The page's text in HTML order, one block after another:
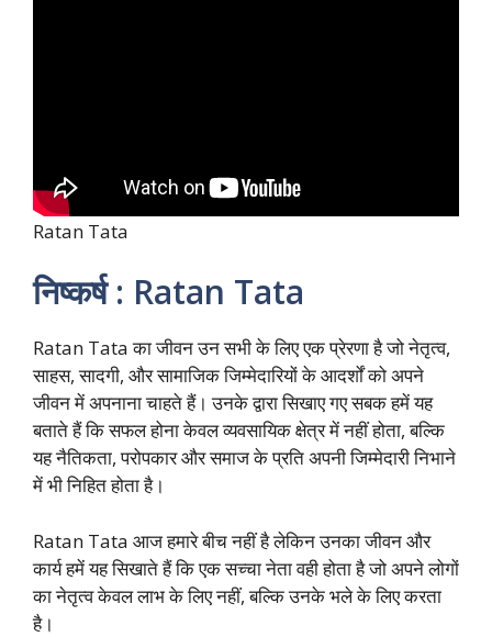
Ratan Tata
निष्कर्ष : Ratan Tata
Ratan Tata का जीवन उन सभी के लिए एक प्रेरणा है जो नेतृत्व,
साहस, सादगी, और सामाजिक जिम्मेदारियों के आदर्शों को अपने
जीवन में अपनाना चाहते हैं। उनके द्वारा सिखाए गए सबक हमें यह
बताते हैं कि सफल होना केवल व्यवसायिक क्षेत्र में नहीं होता, बल्कि
यह नैतिकता, परोपकार और समाज के प्रति अपनी जिम्मेदारी निभाने
में भी निहित होता है।
Ratan Tata आज हमारे बीच नहीं है लेकिन उनका जीवन और
कार्य हमें यह सिखाते हैं कि एक सच्चा नेता वही होता है जो अपने लोगों
का नेतृत्व केवल लाभ के लिए नहीं, बल्कि उनके भले के लिए करता
है।